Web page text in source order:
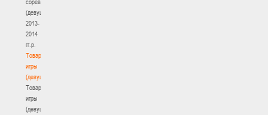
соревнования
(девушки)
2013-
2014
гг.р.
Товарищеские
игры
(девушки)
Товарищеские
игры
(девушки)